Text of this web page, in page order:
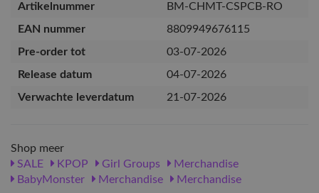
Artikelnummer
BM-CHMT-CSPCB-RO
EAN nummer
8809949676115
Pre-order tot
03-07-2026
Release datum
04-07-2026
Verwachte leverdatum
21-07-2026
Shop meer
SALE
KPOP Girl Groups
Merchandise
BabyMonster
Merchandise Merchandise